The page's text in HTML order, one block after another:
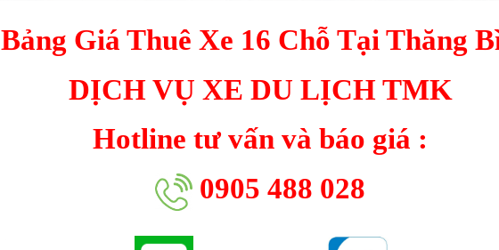
Bảng Giá Thuê Xe 16 Chỗ Tại Thăng
DỊCH VỤ XE DU LỊCH TMK
Hotline tư vấn và báo giá :
0905 488 028